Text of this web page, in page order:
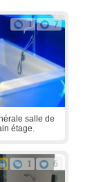
1 7
salle de
étage.
1 6